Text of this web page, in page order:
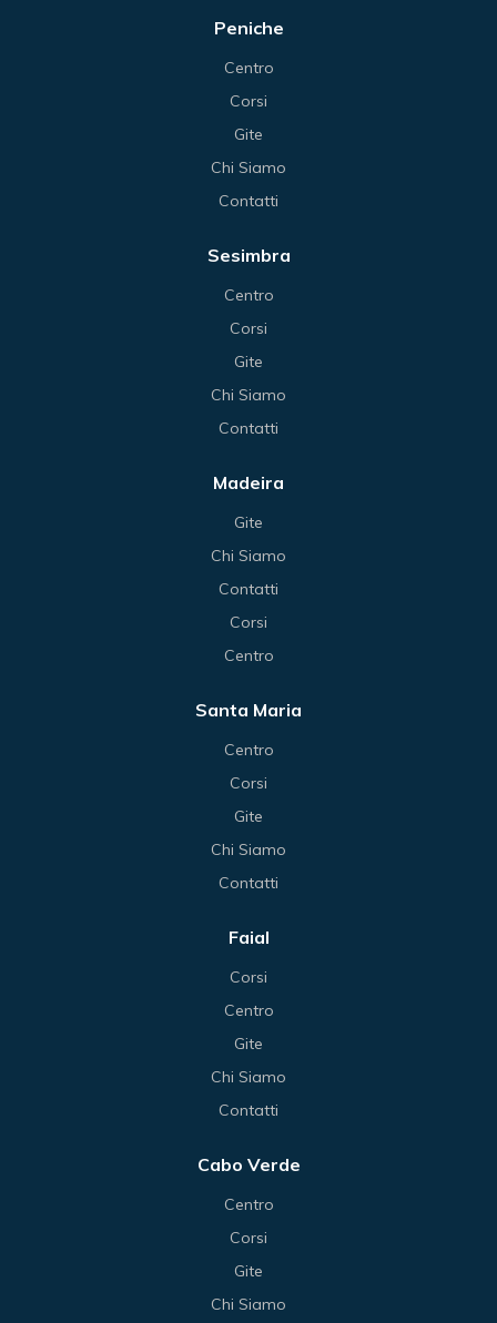
Peniche
Centro
Corsi
Gite
Chi Siamo
Contatti
Sesimbra
Centro
Corsi
Gite
Chi Siamo
Contatti
Madeira
Gite
Chi Siamo
Contatti
Corsi
Centro
Santa Maria
Centro
Corsi
Gite
Chi Siamo
Contatti
Faial
Corsi
Centro
Gite
Chi Siamo
Contatti
Cabo Verde
Centro
Corsi
Gite
Chi Siamo